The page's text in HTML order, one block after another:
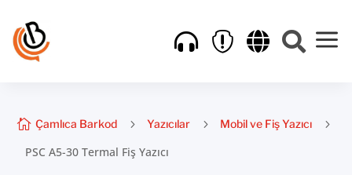
    a
 Çamlıca Barkod 5 Yazıcılar 5 Mobil ve Fiş Yazıcı 5
PSC A5-30 Termal Fiş Yazıcı